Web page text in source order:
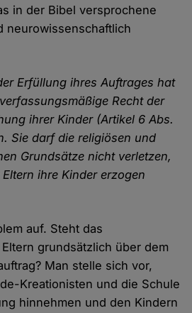
in der Bibel versprochene
neurowissenschaftlich
Erfüllung ihres Auftrages hat
Recht der
ihrer Kinder (Artikel 6 Abs.
Sie darf die religiösen und
Grundsätze nicht verletzen,
ihre Kinder erzogen
auf. Steht das
grundsätzlich über dem
Man stelle sich vor,
Kreationisten und die Schule
hinnehmen und den Kindern